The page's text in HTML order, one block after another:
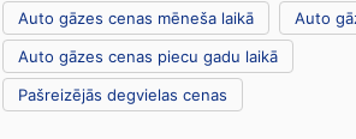
Auto gāzes cenas mēneša laikā
Auto
Auto gāzes cenas piecu gadu laikā
Pašreizējās degvielas cenas